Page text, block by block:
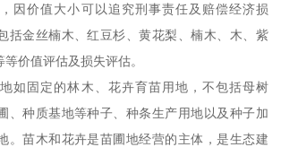
因价值大小可以追究刑事责任及赔偿经济损
括金丝楠木、红豆杉、黄花梨、楠木、木、紫
价值评估及损失评估。
如固定的林木、花卉育苗用地，不包括母树
、种质基地等种子、种条生产用地以及种子加
。苗木和花卉是苗圃地经营的主体，是生态建